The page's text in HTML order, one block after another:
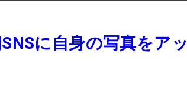
に自身の写真をアッ